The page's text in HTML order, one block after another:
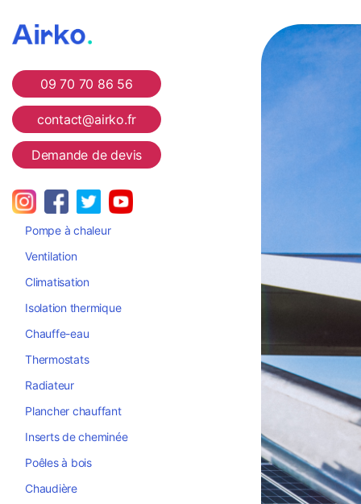
Airko09 70 70 86 56
contact@airko.fr
Demande de devis
Pompe à chaleur
Ventilation
Climatisation
Isolation thermique
Chauffe-eau
Thermostats
Radiateur
Plancher chauffant
Inserts de cheminée
Poêles à bois
Chaudière